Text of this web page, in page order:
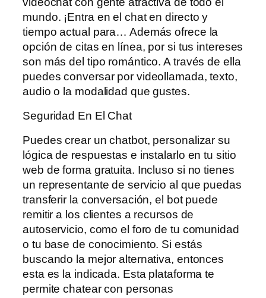
mundo. ¡Entra en el chat en directo y
tiempo actual para… Además ofrece la
opción de citas en línea, por si tus intereses
son más del tipo romántico. A través de ella
puedes conversar por videollamada, texto,
audio o la modalidad que gustes.
Seguridad En El Chat
Puedes crear un chatbot, personalizar su
lógica de respuestas e instalarlo en tu sitio
web de forma gratuita. Incluso si no tienes
un representante de servicio al que puedas
transferir la conversación, el bot puede
remitir a los clientes a recursos de
autoservicio, como el foro de tu comunidad
o tu base de conocimiento. Si estás
buscando la mejor alternativa, entonces
esta es la indicada. Esta plataforma te
permite chatear con personas